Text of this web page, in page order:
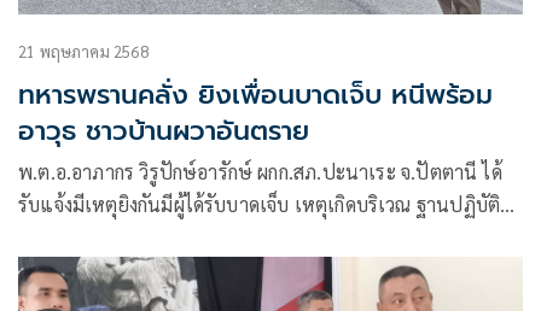
21 พฤษภาคม 2568
ทหารพรานคลั่ง ยิงเพื่อนบาดเจ็บ หนีพร้อม
อาวุธ ชาวบ้านผวาอันตราย
พ.ต.อ.อาภากร วิรูปักษ์อารักษ์ ผกก.สภ.ปะนาเระ จ.ปัตตานี ได้
รับแจ้งมีเหตุยิงกันมีผู้ได้รับบาดเจ็บ เหตุเกิดบริเวณ ฐานปฏิบัติ
ได้รับแจ้งจึงนำกำลังไปตรวจสอบ เมื่อไปถึงพบว่าเหตุดังกล่